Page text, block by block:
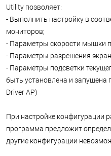
Utility позволяет:
- Выполнить настройку в
мониторов;
- Параметры скорости мышки
- Параметры разрешения
- Параметры подсветки
быть установлена и запущена
Driver AP)
При настройке конфигурации
программа предложит
другие конфигурации